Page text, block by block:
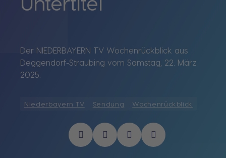
Der NIEDERBAYERN TV Wochenrückblick aus
Deggendorf-Straubing vom Samstag, 22. März
2025.
Niederbayern TV Sendung Wochenrückblick